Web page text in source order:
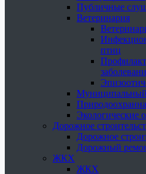
Публичные
Ветеринария
птиц
Муниципальный
Экологические
Дорожное
Дорожное
Дорожный
ЖКХ
ЖКХ